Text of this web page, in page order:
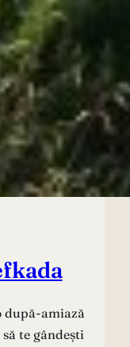
după-amiază
te gândești